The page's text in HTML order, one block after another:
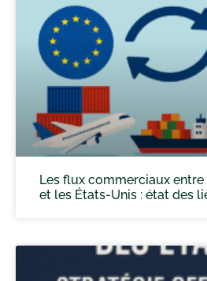
Les flux commerciaux entre
et les États-Unis : état des